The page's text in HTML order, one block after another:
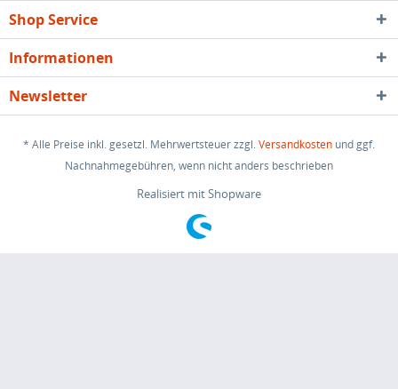
Shop Service
Informationen
Newsletter
* Alle Preise inkl. gesetzl. Mehrwertsteuer zzgl.Versandkosten und ggf.
Nachnahmegebühren, wenn nicht anders beschrieben
Realisiert mit Shopware